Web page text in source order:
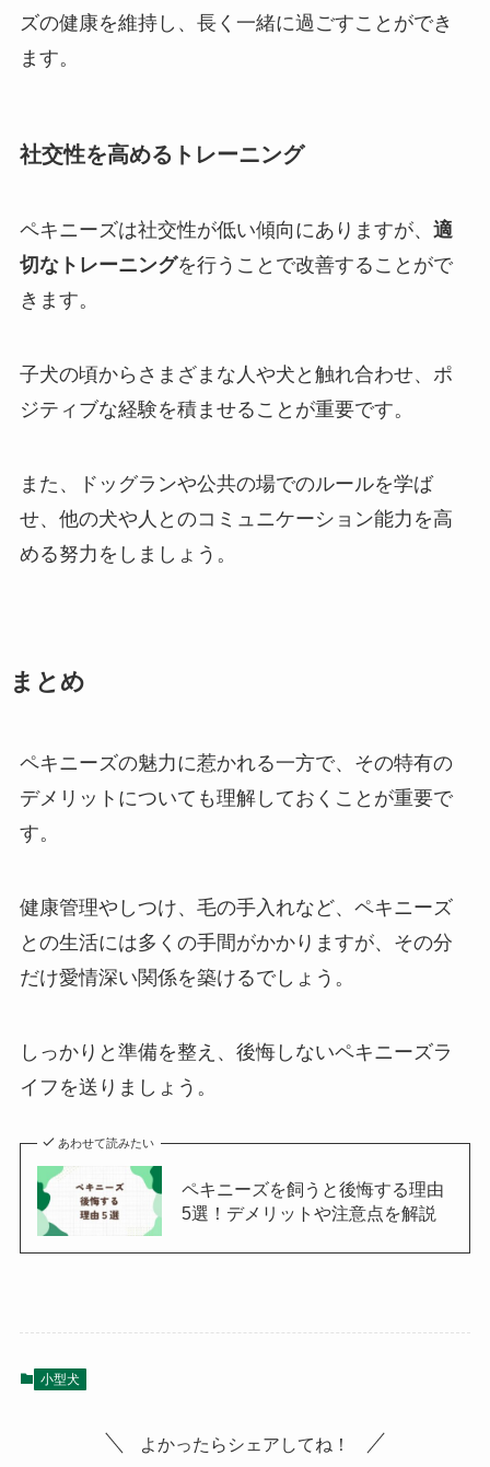
ズの健康を維持し、長く一緒に過ごすことができ
ます。
社交性を高めるトレーニング
ペキニーズは社交性が低い傾向にありますが、 適
切なトレーニングを行うことで改善することがで
きます。
子犬の頃からさまざまな人や犬と触れ合わせ、ポ
ジティブな経験を積ませることが重要です。
また、ドッグランや公共の場でのルールを学ば
せ、他の犬や人とのコミュニケーション能力を高
める努力をしましょう。
まとめ
ペキニーズの魅力に惹かれる一方で、その特有の
デメリットについても理解しておくことが重要で
す。
健康管理やしつけ、毛の手入れなど、ペキニーズ
との生活には多くの手間がかかりますが、その分
だけ愛情深い関係を築けるでしょう。
しっかりと準備を整え、後悔しないペキニーズラ
イフを送りましょう。
あわせて読みたい
ペキニーズを飼うと後悔する理由
5選！デメリットや注意点を解説
小型犬
よかったらシェアしてね！